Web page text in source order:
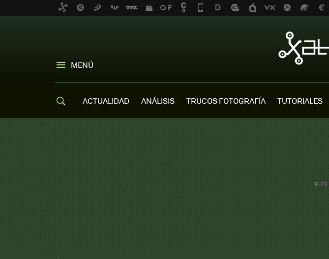
MENÚ
ACTUALIDAD ANÁLISIS TRUCOS FOTOGRAFÍA TUTORIALES